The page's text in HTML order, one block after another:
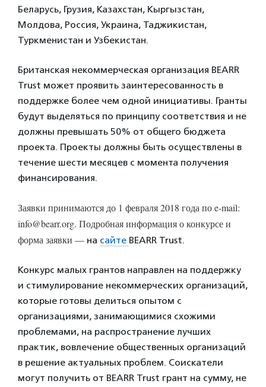
Беларусь, Грузия, Казахстан, Кыргызстан,
Молдова, Россия, Украина, Таджикистан,
Туркменистан и Узбекистан.
Британская некоммерческая организация BEARR
Trust может проявить заинтересованность в
поддержке более чем одной инициативы. Гранты
будут выделяться по принципу соответствия и не
должны превышать 50% от общего бюджета
проекта. Проекты должны быть осуществлены в
течение шести месяцев с момента получения
финансирования.
Заявки принимаются до 1 февраля 2018 года по e-mail:
info@bearr.org. Подробная информация о конкурсе и
форма заявки — на сайте BEARR Trust.
Конкурс малых грантов направлен на поддержку
и стимулирование некоммерческих организаций,
которые готовы делиться опытом с
организациями, занимающимися схожими
проблемами, на распространение лучших
практик, вовлечение общественных организаций
в решение актуальных проблем. Соискатели
могут получить от BEARR Trust грант на сумму, не